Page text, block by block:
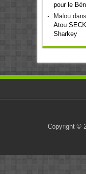
pour le
Maloudans
Atou
Sharkey
Copyright ©